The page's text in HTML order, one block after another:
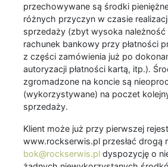
przechowywane są środki
różnych przyczyn w czasie
sprzedaży (zbyt wysoka należność
rachunek bankowy przy płatności
z części zamówienia już po
autoryzacji płatności kartą, itp.).
zgromadzone na koncie są
(wykorzystywane) na poczet
sprzedaży.
Klient może już przy pierwszej
www.rockserwis.pl przesłać drogą
bok@rockserwis.pl dyspozycję o